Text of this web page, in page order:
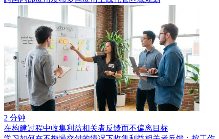
2 分钟
在构建过程中收集利益相关者反馈而不偏离目标